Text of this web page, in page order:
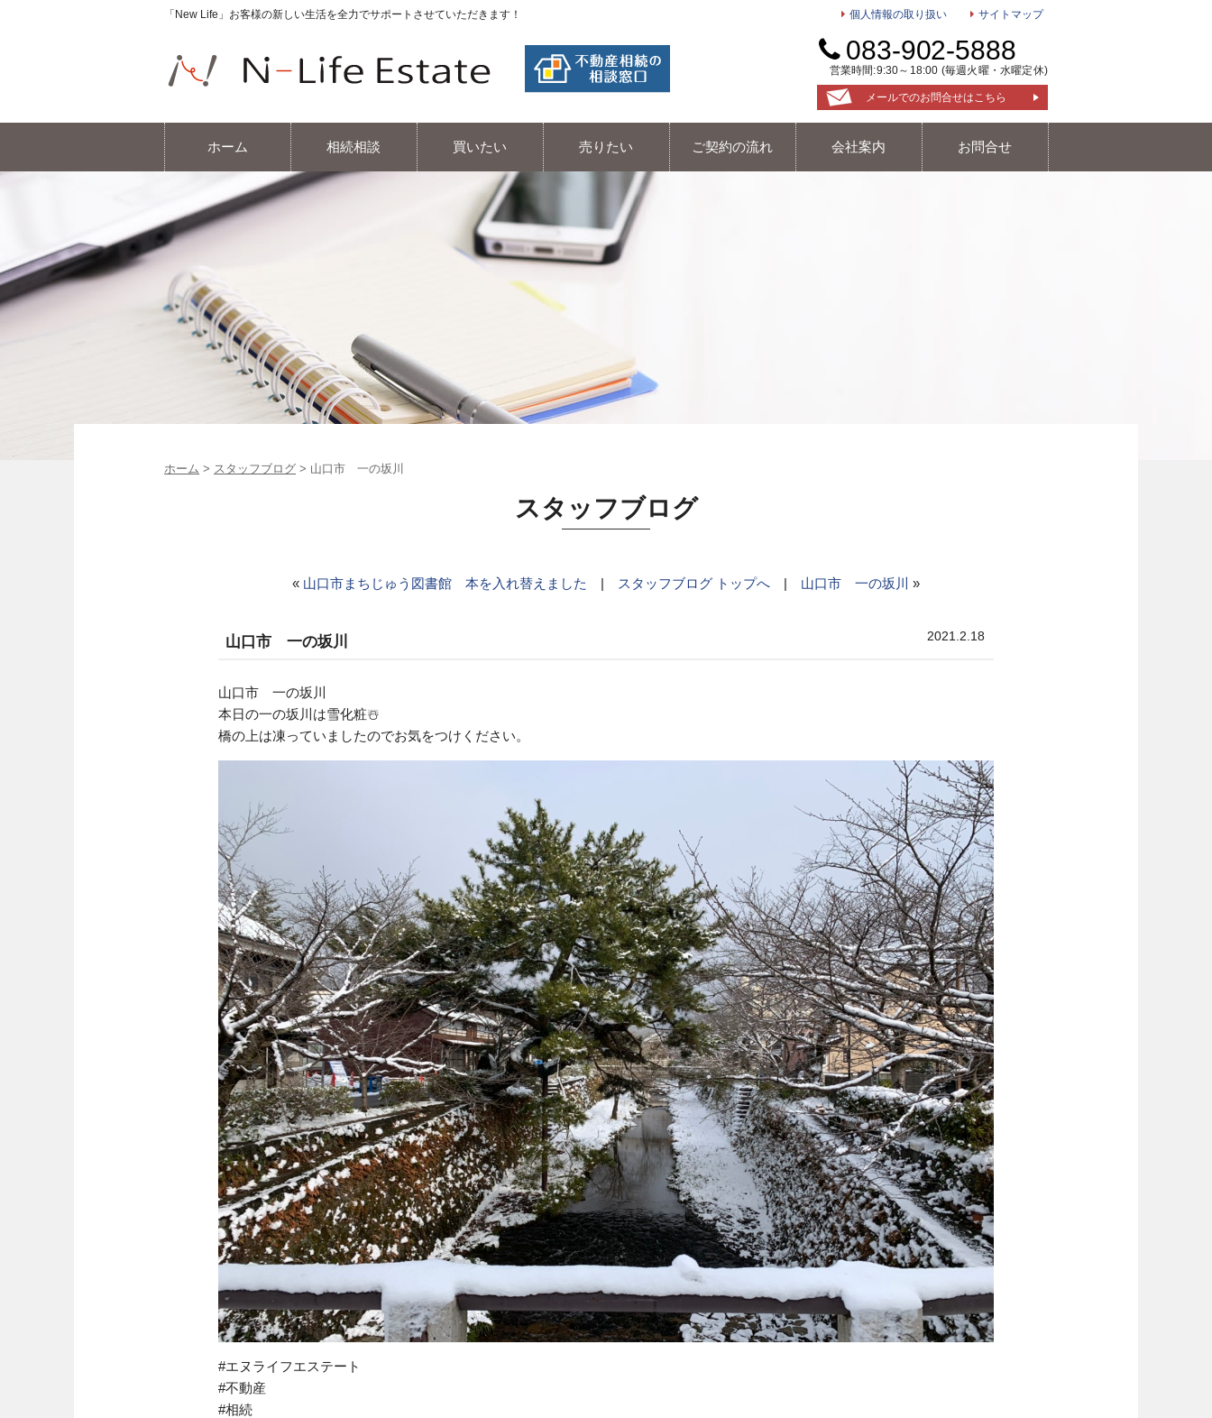
「New Life」お客様の新しい生活を全力でサポートさせていただきます！ 個人情報の取り扱い サイトマップ
エヌライフエステート
083-902-5888
営業時間:9:30～18:00 (毎週火曜・水曜定休)
メールでのお問合せはこちら
ホーム 相続相談 買いたい 売りたい ご契約の流れ 会社案内 お問合せ
ホーム > スタッフブログ > 山口市 一の坂川
スタッフブログ
« 山口市まちじゅう図書館 本を入れ替えました | スタッフブログ トップへ | 山口市 一の坂川 »
山口市 一の坂川 2021.2.18
山口市 一の坂川
本日の一の坂川は雪化粧☃️
橋の上は凍っていましたのでお気をつけください。
#エヌライフエステート
#不動産
#相続